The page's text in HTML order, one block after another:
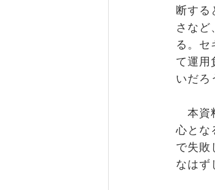
断する
さなど
る。セ
て運用
いだろ
本資
心とな
で失敗
なはず